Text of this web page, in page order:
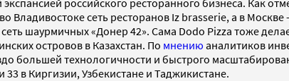
Владивостоке сеть ресторанов Iz brasserie, а в
шаурмичных «Донер 42». Сама Dodo Pizza тоже
островов в Казахстан. По мнению аналитиков
большей технологичности и быстрого
в Киргизии, Узбекистане и Таджикистане.